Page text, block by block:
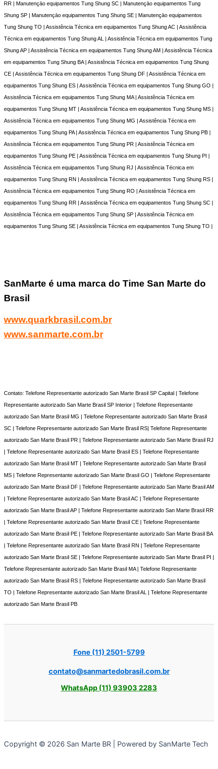
RR | Manutençāo equipamentos Tung Shung SC | Manutençāo equipamentos Tung
Shung SP | Manutençāo equipamentos Tung Shung SE | Manutençāo equipamentos
Tung Shung TO | Assistência Técnica em equipamentos Tung Shung AC | Assistência
Técnica em equipamentos Tung Shung AL | Assistência Técnica em equipamentos Tung
Shung AP | Assistência Técnica em equipamentos Tung Shung AM | Assistência Técnica
em equipamentos Tung Shung BA | Assistência Técnica em equipamentos Tung Shung
CE | Assistência Técnica em equipamentos Tung Shung DF | Assistência Técnica em
equipamentos Tung Shung ES | Assistência Técnica em equipamentos Tung Shung GO |
Assistência Técnica em equipamentos Tung Shung MA | Assistência Técnica em
equipamentos Tung Shung MT | Assistência Técnica em equipamentos Tung Shung MS |
Assistência Técnica em equipamentos Tung Shung MG | Assistência Técnica em
equipamentos Tung Shung PA | Assistência Técnica em equipamentos Tung Shung PB |
Assistência Técnica em equipamentos Tung Shung PR | Assistência Técnica em
equipamentos Tung Shung PE | Assistência Técnica em equipamentos Tung Shung PI |
Assistência Técnica em equipamentos Tung Shung RJ | Assistência Técnica em
equipamentos Tung Shung RN | Assistência Técnica em equipamentos Tung Shung RS |
Assistência Técnica em equipamentos Tung Shung RO | Assistência Técnica em
equipamentos Tung Shung RR | Assistência Técnica em equipamentos Tung Shung SC |
Assistência Técnica em equipamentos Tung Shung SP | Assistência Técnica em
equipamentos Tung Shung SE | Assistência Técnica em equipamentos Tung Shung TO |
SanMarte é uma marca do Time San Marte do
Brasil
www.quarkbrasil.com.br
www.sanmarte.com.br
Contato: Telefone Representante autorizado San Marte Brasil SP Capital | Telefone
Representante autorizado San Marte Brasil SP Interior | Telefone Representante
autorizado San Marte Brasil MG | Telefone Representante autorizado San Marte Brasil
SC | Telefone Representante autorizado San Marte Brasil RS| Telefone Representante
autorizado San Marte Brasil PR | Telefone Representante autorizado San Marte Brasil RJ
| Telefone Representante autorizado San Marte Brasil ES | Telefone Representante
autorizado San Marte Brasil MT | Telefone Representante autorizado San Marte Brasil
MS | Telefone Representante autorizado San Marte Brasil GO | Telefone Representante
autorizado San Marte Brasil DF | Telefone Representante autorizado San Marte Brasil AM
| Telefone Representante autorizado San Marte Brasil AC | Telefone Representante
autorizado San Marte Brasil AP | Telefone Representante autorizado San Marte Brasil RR
| Telefone Representante autorizado San Marte Brasil CE | Telefone Representante
autorizado San Marte Brasil PE | Telefone Representante autorizado San Marte Brasil BA
| Telefone Representante autorizado San Marte Brasil RN | Telefone Representante
autorizado San Marte Brasil SE | Telefone Representante autorizado San Marte Brasil PI |
Telefone Representante autorizado San Marte Brasil MA | Telefone Representante
autorizado San Marte Brasil RS | Telefone Representante autorizado San Marte Brasil
TO | Telefone Representante autorizado San Marte Brasil AL | Telefone Representante
autorizado San Marte Brasil PB
Fone (11) 2501-5799
contato@sanmartedobrasil.com.br
WhatsApp (11) 93903 2283
Copyright © 2026 San Marte BR | Powered by SanMarte Tech